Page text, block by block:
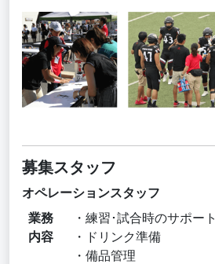
募集スタッフ
オペレーションスタッフ
業務
内容
・練習･試合時のサポート
・ドリンク準備
・備品管理